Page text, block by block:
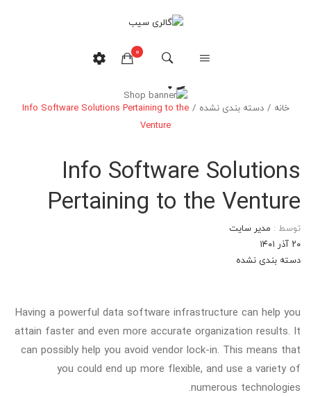
0
هیچ محصولی در سبدخرید نیست.
وبلاگ
خانه / دسته بندی نشده /
Info Software Solutions Pertaining to the
Venture
Info Software Solutions
Pertaining to the Venture
توسط : مدیر سایت
۲۰ آذر ۱۴۰۱
دسته بندی نشده
Having a powerful data software infrastructure can help you
attain faster and even more accurate organization results. It
can possibly help you avoid vendor lock-in. This means that
you could end up more flexible, and use a variety of
numerous technologies.